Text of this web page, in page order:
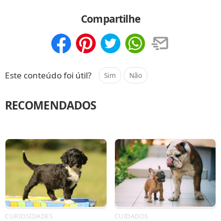
Compartilhe
Este conteúdo foi útil? Sim Não
RECOMENDADOS
CURIOSIDADES CUIDADOS